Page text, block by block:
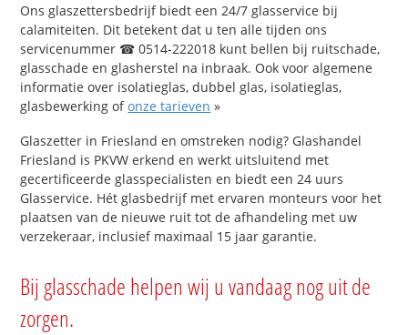
Ons glaszettersbedrijf biedt een 24/7 glasservice bij
calamiteiten. Dit betekent dat u ten alle tijden ons
servicenummer ☎ 0514-222018 kunt bellen bij ruitschade,
glasschade en glasherstel na inbraak. Ook voor algemene
informatie over isolatieglas, dubbel glas, isolatieglas,
glasbewerking ofonze tarieven »
Glaszetter in Friesland en omstreken nodig? Glashandel
Friesland is PKVW erkend en werkt uitsluitend met
gecertificeerde glasspecialisten en biedt een 24 uurs
Glasservice. Hét glasbedrijf met ervaren monteurs voor het
plaatsen van de nieuwe ruit tot de afhandeling met uw
verzekeraar, inclusief maximaal 15 jaar garantie.
Bij glasschade helpen wij u vandaag nog uit de
zorgen.